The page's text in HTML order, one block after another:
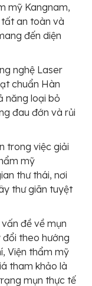
mỹ Kangnam,
an toàn và
đến diện
nghệ Laser
chuẩn Hàn
năng loại bỏ
đau đớn và rủi
trong việc giải
mỹ
thư thái, nơi
thư giãn tuyệt
đề về mụn
theo hướng
Viện thẩm mỹ
tham khảo là
mụn thực tế